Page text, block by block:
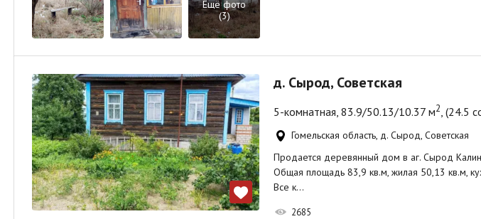
Ещё фото
(3)
д. Сырод, Советская
5-комнатная, 83.9/50.13/10.37 м2, (24.5
Гомельская область, д. Сырод, Советская
Продается деревянный дом в аг. Сырод
Общая площадь 83,9 кв.м, жилая 50,13 кв.м,
Все к…
2685